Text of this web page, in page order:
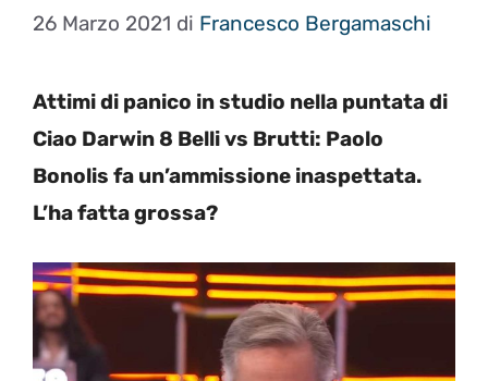
26 Marzo 2021 di Francesco Bergamaschi
Attimi di panico in studio nella puntata di
Ciao Darwin 8 Belli vs Brutti: Paolo
Bonolis fa un’ammissione inaspettata.
L’ha fatta grossa?